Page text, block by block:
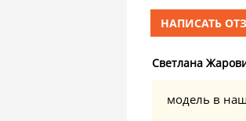
НАПИСАТЬ
Светлана
модель в